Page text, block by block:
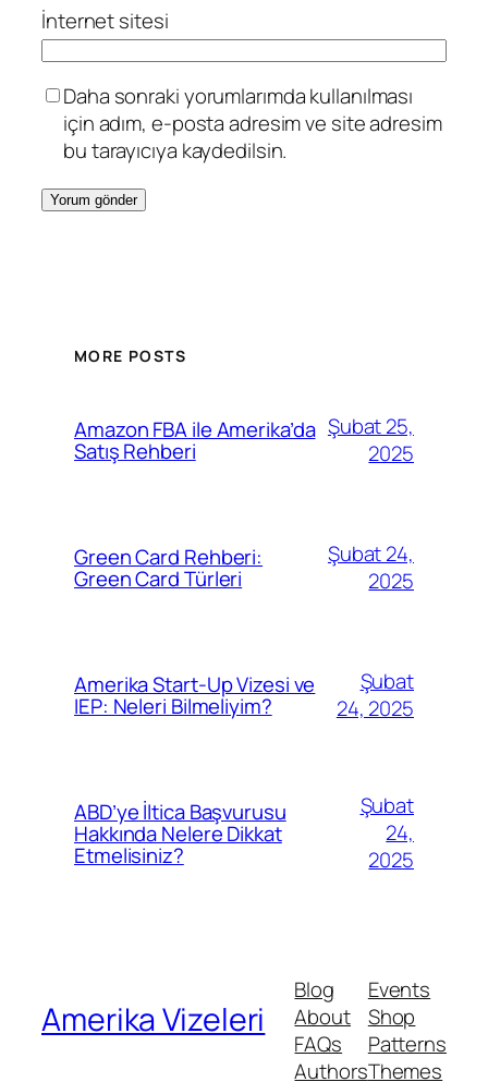
İnternet sitesi
Daha sonraki yorumlarımda kullanılması
için adım, e-posta adresim ve site adresim
bu tarayıcıya kaydedilsin.
MORE POSTS
Amazon FBA ile Amerika’da
Satış Rehberi
Şubat 25,
2025
Green Card Rehberi:
Green Card Türleri
Şubat 24,
2025
Amerika Start-Up Vizesi ve
IEP: Neleri Bilmeliyim?
Şubat
24, 2025
ABD’ye İltica Başvurusu
Hakkında Nelere Dikkat
Etmelisiniz?
Şubat
24,
2025
Amerika Vizeleri
Blog
About
FAQs
Authors
Events
Shop
Patterns
Themes